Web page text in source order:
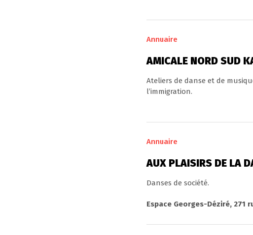
Annuaire
AMICALE NORD SUD
Ateliers de danse et de
l’immigration.
Annuaire
AUX PLAISIRS DE LA
Danses de société.
Espace Georges-Déziré, 271